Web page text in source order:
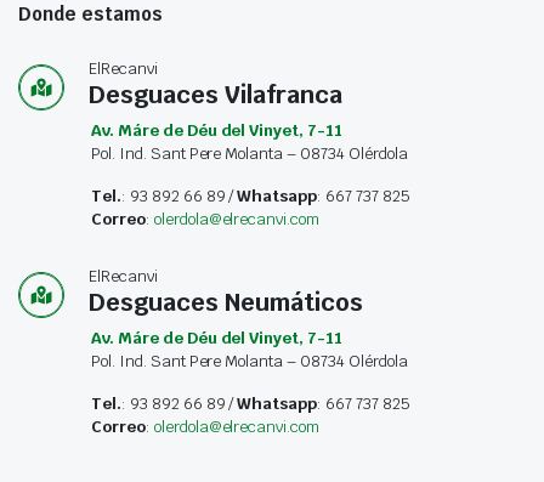
Donde estamos
ElRecanvi
Desguaces Vilafranca
Av. Máre de Déu del Vinyet, 7-11
Pol. Ind. Sant Pere Molanta – 08734 Olérdola
Tel.: 93 892 66 89 /Whatsapp: 667 737 825
Correo: olerdola@elrecanvi.com
ElRecanvi
Desguaces Neumáticos
Av. Máre de Déu del Vinyet, 7-11
Pol. Ind. Sant Pere Molanta – 08734 Olérdola
Tel.: 93 892 66 89 /Whatsapp: 667 737 825
Correo: olerdola@elrecanvi.com